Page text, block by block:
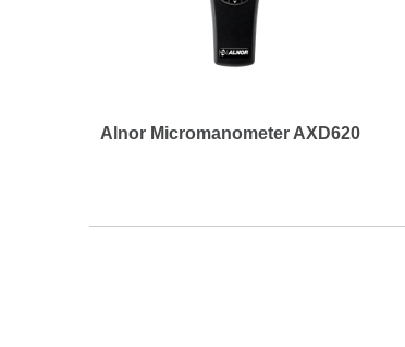
Alnor Micromanometer AXD620